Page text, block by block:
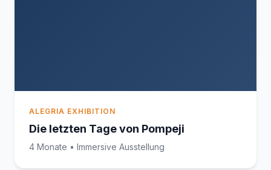
ALEGRIA EXHIBITION
Die letzten Tage von Pompeji
4 Monate • Immersive Ausstellung